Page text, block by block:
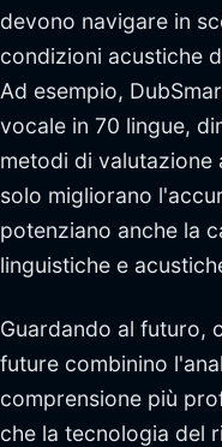
devono navigare in
condizioni acustiche
Ad esempio,
vocale in 70 lingue,
metodi di valutazione
solo migliorano
potenziano anche la
linguistiche e
Guardando al futuro,
future combinino
comprensione più
che la tecnologia del